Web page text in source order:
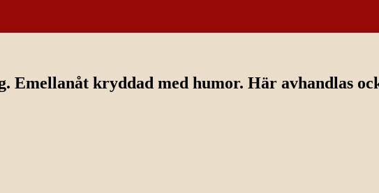
Emellanåt kryddad med humor. Här avhandlas